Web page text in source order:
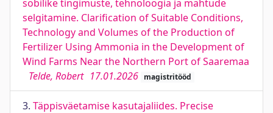
sobilike tingimuste, tehnoloogia ja mahtude
selgitamine. Clarification of Suitable Conditions,
Technology and Volumes of the Production of
Fertilizer Using Ammonia in the Development of
Wind Farms Near the Northern Port of Saaremaa
Telde, Robert 17.01.2026 magistritööd
3. Täppisväetamise kasutajaliides. Precise